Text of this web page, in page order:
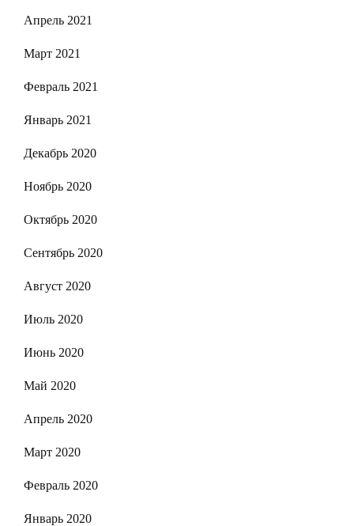
Апрель 2021
Март 2021
Февраль 2021
Январь 2021
Декабрь 2020
Ноябрь 2020
Октябрь 2020
Сентябрь 2020
Август 2020
Июль 2020
Июнь 2020
Май 2020
Апрель 2020
Март 2020
Февраль 2020
Январь 2020